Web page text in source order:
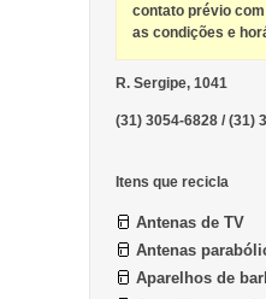
contato prévio
as condições e
R. Sergipe, 1041
(31) 3054-6828 / (31)
Itens que recicla
Antenas de TV
Antenas
Aparelhos de